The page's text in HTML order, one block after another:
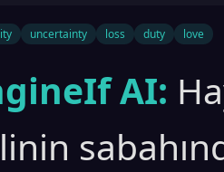
uncertainty loss duty love
AI: